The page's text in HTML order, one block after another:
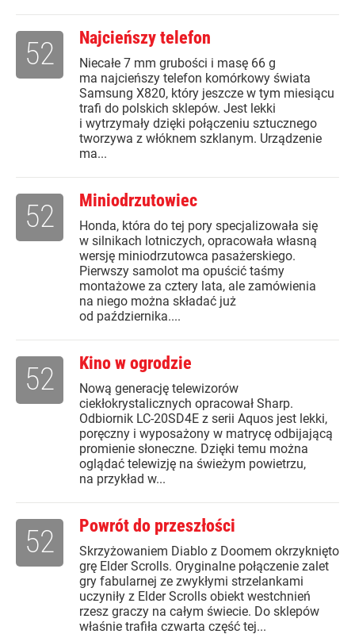
Najcieńszy telefon
Niecałe 7 mm grubości i masę 66 g
ma najcieńszy telefon komórkowy świata
Samsung X820, który jeszcze w tym miesiącu
trafi do polskich sklepów. Jest lekki
i wytrzymały dzięki połączeniu sztucznego
tworzywa z włóknem szklanym. Urządzenie
ma...
52
Miniodrzutowiec
Honda, która do tej pory specjalizowała się
w silnikach lotniczych, opracowała własną
wersję miniodrzutowca pasażerskiego.
Pierwszy samolot ma opuścić taśmy
montażowe za cztery lata, ale zamówienia
na niego można składać już
od października....
52
Kino w ogrodzie
Nową generację telewizorów
ciekłokrystalicznych opracował Sharp.
Odbiornik LC-20SD4E z serii Aquos jest lekki,
poręczny i wyposażony w matrycę odbijającą
promienie słoneczne. Dzięki temu można
oglądać telewizję na świeżym powietrzu,
na przykład w...
52
Powrót do przeszłości
Skrzyżowaniem Diablo z Doomem okrzyknięto
grę Elder Scrolls. Oryginalne połączenie zalet
gry fabularnej ze zwykłymi strzelankami
uczyniły z Elder Scrolls obiekt westchnień
rzesz graczy na całym świecie. Do sklepów
właśnie trafiła czwarta część tej...
52